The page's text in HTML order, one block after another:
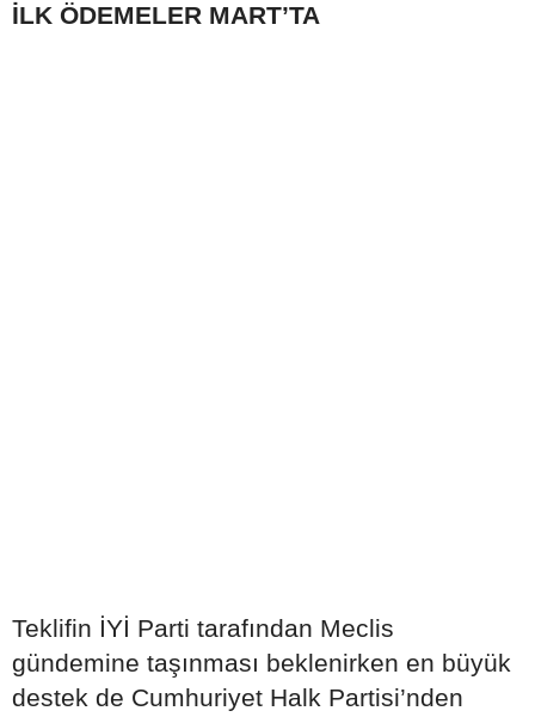
İLK ÖDEMELER MART’TA
Teklifin İYİ Parti tarafından Meclis
gündemine taşınması beklenirken en büyük
destek de Cumhuriyet Halk Partisi’nden